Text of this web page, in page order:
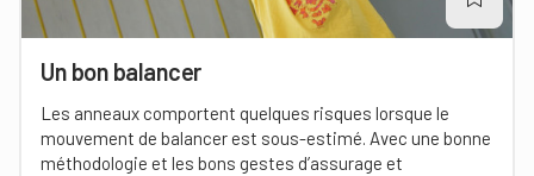
Un bon balancer
Les anneaux comportent quelques risques lorsque le
mouvement de balancer est sous-estimé. Avec une bonne
méthodologie et les bons gestes d’assurage et